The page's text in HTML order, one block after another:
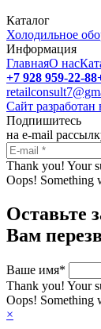
Каталог
Холодильное
Информация
ГлавнаяО нас
+7 928 959-22-88
Сайт разработан
Подпишитесь
на e-mail
Thank you! Your
Oops! Something
Оставьте
Вам
Ваше имя*
Thank you! Your
Oops! Something
×